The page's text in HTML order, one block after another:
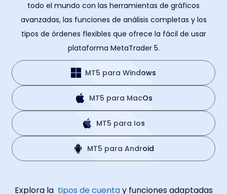
todo el mundo con las herramientas de gráficos
avanzadas, las funciones de análisis completas y los
tipos de órdenes flexibles que ofrece la fácil de usar
plataforma MetaTrader 5.
MT5 para Windows
MT5 para MacOs
MT5 para Ios
MT5 para Android
Explora la tipos de cuentay funciones adaptadas